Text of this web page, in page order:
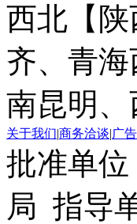
西北【
齐、青海
南昆明、
关于我们|商务洽谈|广
批准单
局 指导